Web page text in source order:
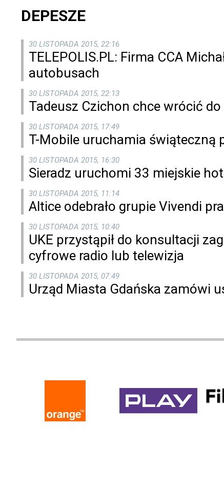
DEPESZE
30 LISTOPADA 2015, 22:16
TELEPOLIS.PL: Firma CCA
autobusach
30 LISTOPADA 2015, 22:13
Tadeusz Czichon chce wrócić
30 LISTOPADA 2015, 17:49
T-Mobile uruchamia świąteczną
30 LISTOPADA 2015, 16:30
Sieradz uruchomi 33 miejskie
30 LISTOPADA 2015, 11:14
Altice odebrało grupie Vivendi
30 LISTOPADA 2015, 10:40
UKE przystąpił do konsultacji
cyfrowe radio lub telewizja
30 LISTOPADA 2015, 07:49
Urząd Miasta Gdańska zamówi